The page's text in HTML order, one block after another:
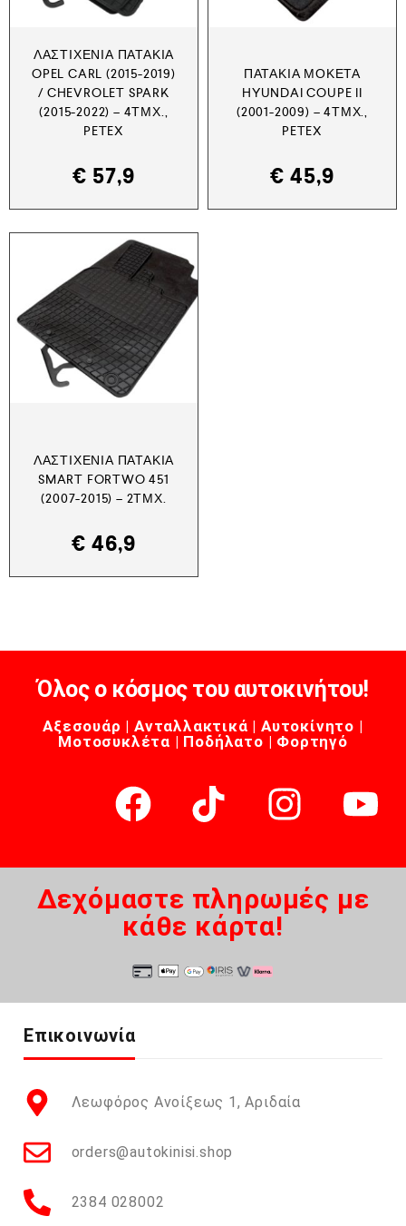
ΛΑΣΤΙΧΈΝΙΑ ΠΑΤΆΚΙΑ
OPEL CARL (2015-2019)
/ CHEVROLET SPARK
(2015-2022) – 4ΤΜΧ.,
PETEX
€ 57,9
ΠΑΤΆΚΙΑ ΜΟΚΈΤΑ
HYUNDAI COUPE II
(2001-2009) – 4ΤΜΧ.,
PETEX
€ 45,9
ΛΑΣΤΙΧΈΝΙΑ ΠΑΤΆΚΙΑ
SMART FORTWO 451
(2007-2015) – 2ΤΜΧ.
€ 46,9
Όλος ο κόσμος του αυτοκινήτου!
Αξεσουάρ | Ανταλλακτικά | Αυτοκίνητο |
Μοτοσυκλέτα | Ποδήλατο | Φορτηγό
Δεχόμαστε πληρωμές με
κάθε κάρτα!
Επικοινωνία
Λεωφόρος Ανοίξεως 1, Αριδαία
orders@autokinisi.shop
2384 028002